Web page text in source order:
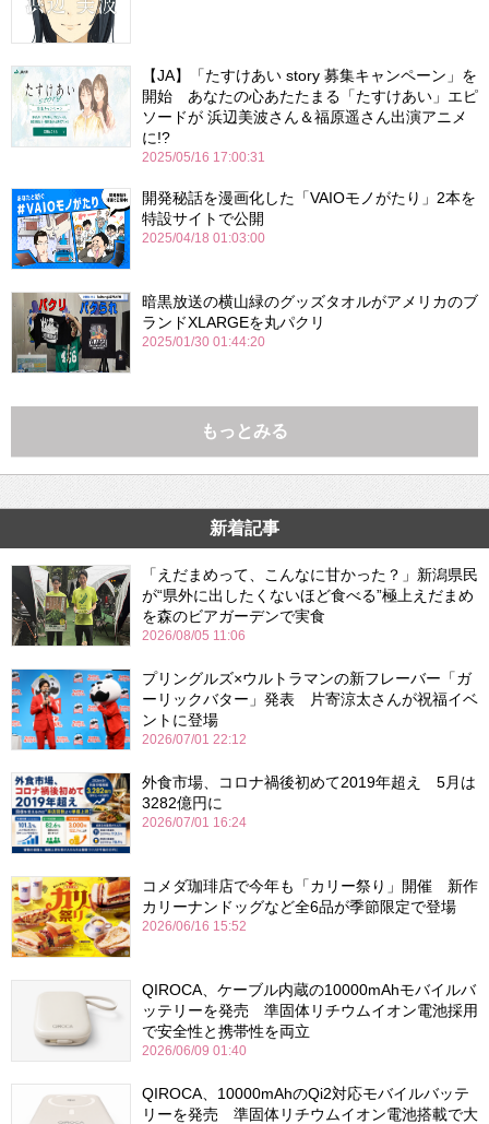
【JA】「たすけあい story 募集キャンペーン」を
開始 あなたの心あたたまる「たすけあい」エピ
ソードが 浜辺美波さん＆福原遥さん出演アニメ
に!?
2025/05/16 17:00:31
開発秘話を漫画化した「VAIOモノがたり」2本を
特設サイトで公開
2025/04/18 01:03:00
暗黒放送の横山緑のグッズタオルがアメリカのブ
ランドXLARGEを丸パクリ
2025/01/30 01:44:20
もっとみる
新着記事
「えだまめって、こんなに甘かった？」新潟県民
が“県外に出したくないほど食べる”極上えだまめ
を森のビアガーデンで実食
2026/08/05 11:06
プリングルズ×ウルトラマンの新フレーバー「ガ
ーリックバター」発表 片寄涼太さんが祝福イベ
ントに登場
2026/07/01 22:12
外食市場、コロナ禍後初めて2019年超え 5月は
3282億円に
2026/07/01 16:24
コメダ珈琲店で今年も「カリー祭り」開催 新作
カリーナンドッグなど全6品が季節限定で登場
2026/06/16 15:52
QIROCA、ケーブル内蔵の10000mAhモバイルバ
ッテリーを発売 準固体リチウムイオン電池採用
で安全性と携帯性を両立
2026/06/09 01:40
QIROCA、10000mAhのQi2対応モバイルバッテ
リーを発売 準固体リチウムイオン電池搭載で大